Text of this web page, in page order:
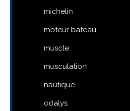
michelin
moteur bateau
muscle
musculation
nautique
odalys